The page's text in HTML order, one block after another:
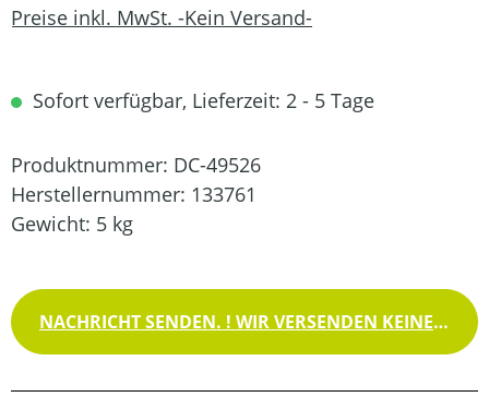
Preise inkl. MwSt. -Kein Versand-
Sofort verfügbar, Lieferzeit: 2 - 5 Tage
Produktnummer: DC-49526
Herstellernummer: 133761
Gewicht: 5 kg
NACHRICHT SENDEN. ! WIR VERSENDEN KEINE WAREN !